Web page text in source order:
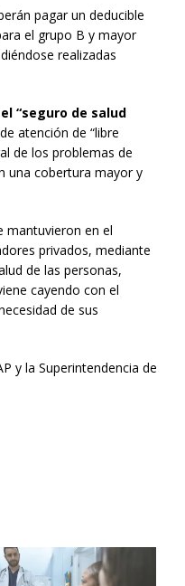
pagar un deducible
el grupo B y mayor
realizadas
“seguro de salud
atención de “libre
de los problemas de
una cobertura mayor y
mantuvieron en el
privados, mediante
de las personas,
cayendo con el
de sus
y la Superintendencia de